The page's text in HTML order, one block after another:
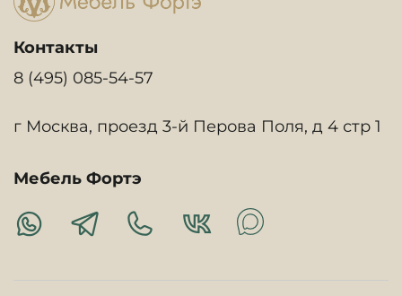
Контакты
8 (495) 085-54-57
г Москва, проезд 3-й Перова Поля, д 4 стр 1
Мебель Фортэ